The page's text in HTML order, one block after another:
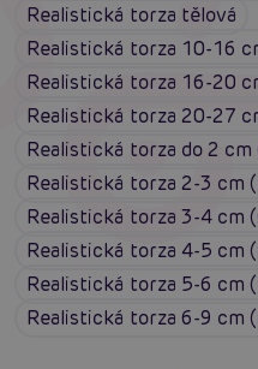
Realistická torza tělová
Realistická torza 10-16
Realistická torza 16-20
Realistická torza 20-27
Realistická torza do 2
Realistická torza 2-3 cm
Realistická torza 3-4 cm
Realistická torza 4-5 cm
Realistická torza 5-6 cm
Realistická torza 6-9 cm